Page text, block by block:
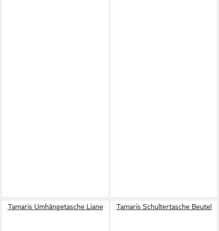
Tamaris Umhängetasche Liane Tamaris Schultertasche Beutel